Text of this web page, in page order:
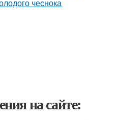
на сайте: